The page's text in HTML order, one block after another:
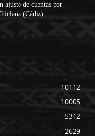
ajuste de cuentas por
(Cádiz)
10112
10005
5312
2629